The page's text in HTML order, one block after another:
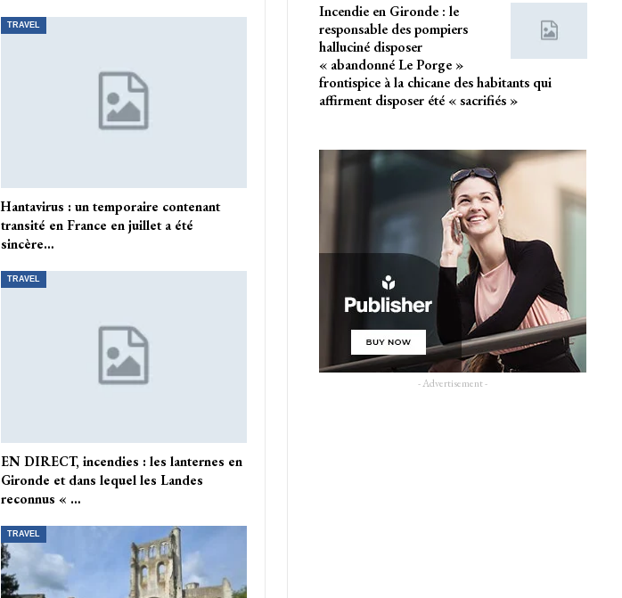
TRAVEL
Hantavirus : un temporaire contenant
transité en France en juillet a été
sincère…
TRAVEL
EN DIRECT, incendies : les lanternes en
Gironde et dans lequel les Landes
reconnus « …
TRAVEL
Incendie en Gironde : le
responsable des pompiers
halluciné disposer
« abandonné Le Porge »
frontispice à la chicane des habitants qui
affirment disposer été « sacrifiés »
- Advertisement -